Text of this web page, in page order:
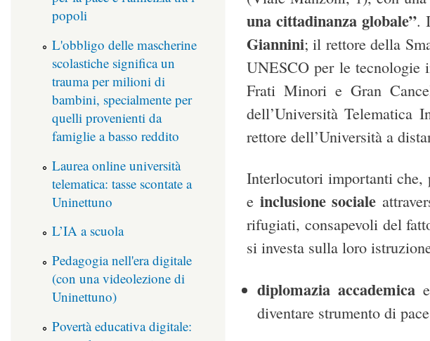
una cittadinanza globale”.
Giannini; il rettore della
UNESCO per le tecnologie
Frati Minori e Gran
dell’Università Telematica
rettore dell’Università a
Interlocutori importanti che,
e inclusione sociale
rifugiati, consapevoli del
si investa sulla loro
diplomazia accademica e
diventare strumento di
popoli
L'obbligo delle mascherine
scolastiche significa un
trauma per milioni di
bambini, specialmente per
quelli provenienti da
famiglie a basso reddito
Laurea online università
telematica: tasse scontate a
Uninettuno
L’IA a scuola
Pedagogia nell'era digitale
(con una videolezione di
Uninettuno)
Povertà educativa digitale: